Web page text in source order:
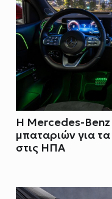
Η Mercedes-Benz
μπαταριών για τα
στις ΗΠΑ